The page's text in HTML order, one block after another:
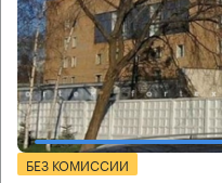
БЕЗ КОМИССИИ